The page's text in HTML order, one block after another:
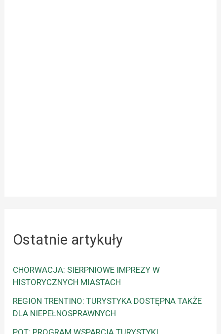
Ostatnie artykuły
CHORWACJA: SIERPNIOWE IMPREZY W
HISTORYCZNYCH MIASTACH
REGION TRENTINO: TURYSTYKA DOSTĘPNA TAKŻE
DLA NIEPEŁNOSPRAWNYCH
POT: PROGRAM WSPARCIA TURYSTYKI